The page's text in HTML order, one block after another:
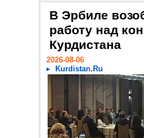
В Эрбиле
работу над
Курдистана
2026-08-06
Kurdistan.Ru